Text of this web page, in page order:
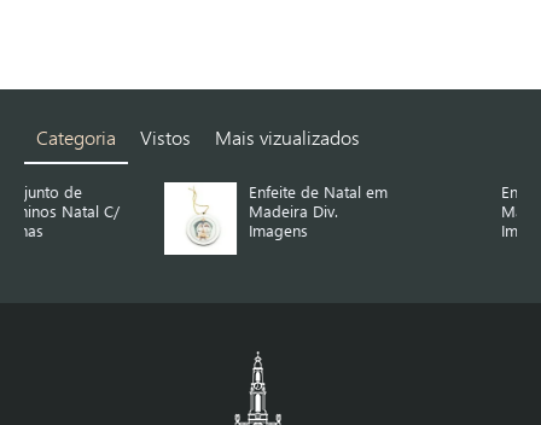
Categoria Vistos Mais vizualizados
Enfeite de Natal em
Madeira Div.
Imagens
Enfeite de Natal em